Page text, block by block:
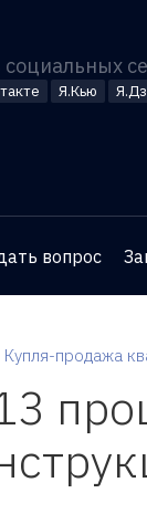
Я.Кью
вопрос
Купля-продажа